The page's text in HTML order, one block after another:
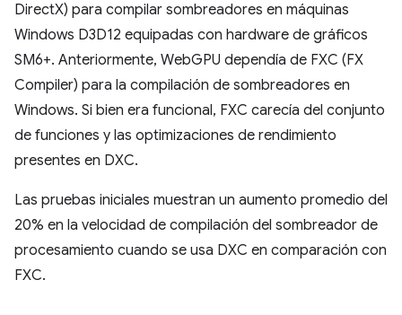
DirectX) para compilar sombreadores en máquinas
Windows D3D12 equipadas con hardware de gráficos
SM6+. Anteriormente, WebGPU dependía de FXC (FX
Compiler) para la compilación de sombreadores en
Windows. Si bien era funcional, FXC carecía del conjunto
de funciones y las optimizaciones de rendimiento
presentes en DXC.
Las pruebas iniciales muestran un aumento promedio del
20% en la velocidad de compilación del sombreador de
procesamiento cuando se usa DXC en comparación con
FXC.